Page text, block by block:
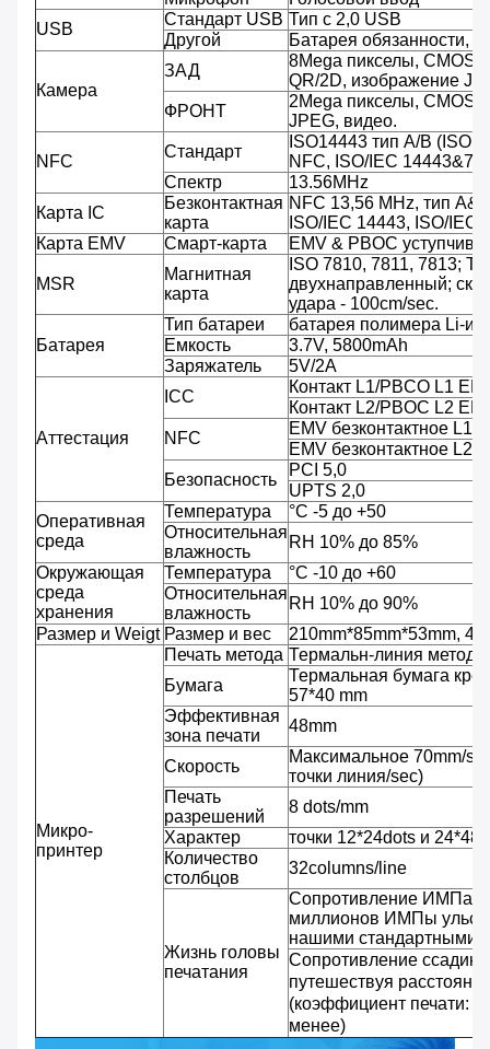
USB
Стандарт USB Тип c 2,0 USB
Другой
Батарея обязанности,
Камера
ЗАД
8Mega пикселы, CMOS,
QR/2D, изображение
ФРОНТ
2Mega пикселы, CMOS,
JPEG, видео.
NFC
Стандарт
ISO14443 тип A/B (ISO
NFC, ISO/IEC
Спектр
13.56MHz
Карта IC
Безконтактная
карта
NFC 13,56 MHz, тип
ISO/IEC 14443, ISO/IEC
Карта EMV
Смарт-карта EMV & PBOC
MSR
Магнитная
карта
ISO 7810, 7811, 7813;
двухнаправленный;
удара - 100cm/sec.
Батарея
Тип батареи
батарея полимера Li-
Емкость
3.7V, 5800mAh
Заряжатель
5V/2A
Аттестация
ICC
Контакт L1/PBCO L1
Контакт L2/PBOC L2
NFC
EMV безконтактное L1/
EMV безконтактное L2/
Безопасность
PCI 5,0
UPTS 2,0
Оперативная
среда
Температура
°C -5 до +50
Относительная
влажность
RH 10% до 85%
Окружающая
среда
хранения
Температура
°C -10 до +60
Относительная
влажность
RH 10% до 90%
Размер и Weigt Размер и вес 210mm*85mm*53mm,
Микро-
принтер
Печать метода Термальн-линия метод
Бумага
Термальная бумага
57*40 mm
Эффективная
зона печати
48mm
Скорость
Максимальное 70mm/
точки линия/sec)
Печать
разрешений
8 dots/mm
Характер
точки 12*24dots и 24*48
Количество
столбцов
32columns/line
Жизнь головы
печатания
Сопротивление ИМПа
миллионов ИМПы ульс/
нашими стандартными
Сопротивление
путешествуя
(коэффициент печати:
менее)